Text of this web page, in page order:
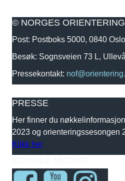
© NORGES
Post: Postboks 5000, 0840 Oslo
Besøk: Sognsveien 73 L,
Pressekontakt:
PRESSE
Her finner du
2023 og orienteringssesongen
Klikk her